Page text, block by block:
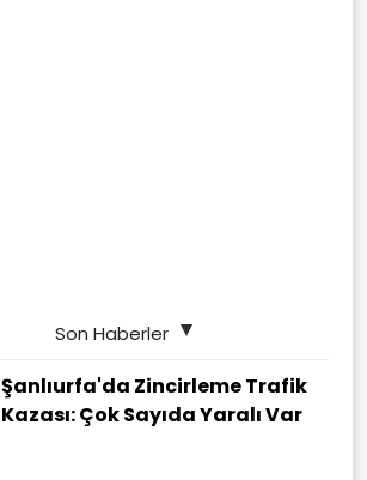
Son Haberler
Şanlıurfa'da Zincirleme Trafik
Kazası: Çok Sayıda Yaralı Var